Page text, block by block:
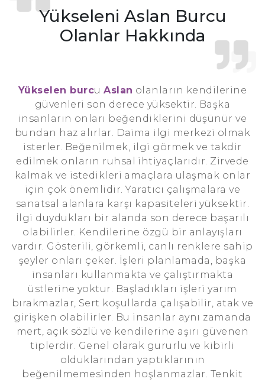
Yükseleni Aslan Burcu
Olanlar Hakkında
Yükselen burcuAslan olanların kendilerine
güvenleri son derece yüksektir. Başka
insanların onları beğendiklerini düşünür ve
bundan haz alırlar. Daima ilgi merkezi olmak
isterler. Beğenilmek, ilgi görmek ve takdir
edilmek onların ruhsal ihtiyaçlarıdır. Zirvede
kalmak ve istedikleri amaçlara ulaşmak onlar
için çok önemlidir. Yaratıcı çalışmalara ve
sanatsal alanlara karşı kapasiteleri yüksektir.
İlgi duydukları bir alanda son derece başarılı
olabilirler. Kendilerine özgü bir anlayışları
vardır. Gösterili, görkemli, canlı renklere sahip
şeyler onları çeker. İşleri planlamada, başka
insanları kullanmakta ve çalıştırmakta
üstlerine yoktur. Başladıkları işleri yarım
bırakmazlar, Sert koşullarda çalışabilir, atak ve
girişken olabilirler. Bu insanlar aynı zamanda
mert, açık sözlü ve kendilerine aşırı güvenen
tiplerdir. Genel olarak gururlu ve kibirli
olduklarından yaptıklarının
beğenilmemesinden hoşlanmazlar. Tenkit